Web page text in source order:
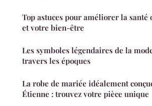
Top astuces pour améliorer la santé
et votre bien-être
Les symboles légendaires de la
travers les époques
La robe de mariée idéalement
Étienne : trouvez votre pièce unique